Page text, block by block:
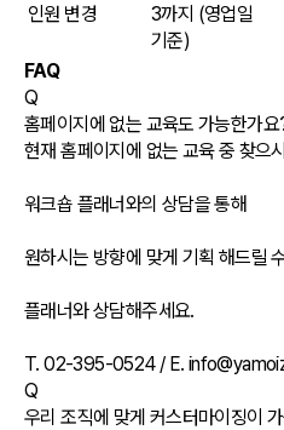
인원 변경
3까지 (영업일
기준)
FAQ
Q
홈페이지에 없는 교육도 가능한가요
현재 홈페이지에 없는 교육 중 찾으
워크숍 플래너와의 상담을 통해
원하시는 방향에 맞게 기획 해드릴
플래너와 상담해주세요.
T. 02-395-0524 / E.
Q
우리 조직에 맞게 커스터마이징이